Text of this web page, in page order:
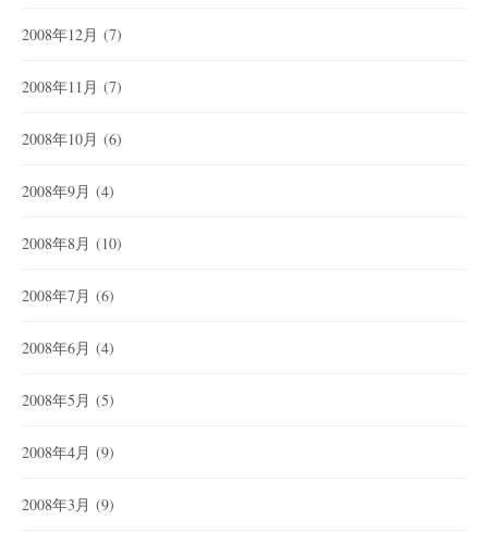
2008年12月 (7)
2008年11月 (7)
2008年10月 (6)
2008年9月 (4)
2008年8月 (10)
2008年7月 (6)
2008年6月 (4)
2008年5月 (5)
2008年4月 (9)
2008年3月 (9)